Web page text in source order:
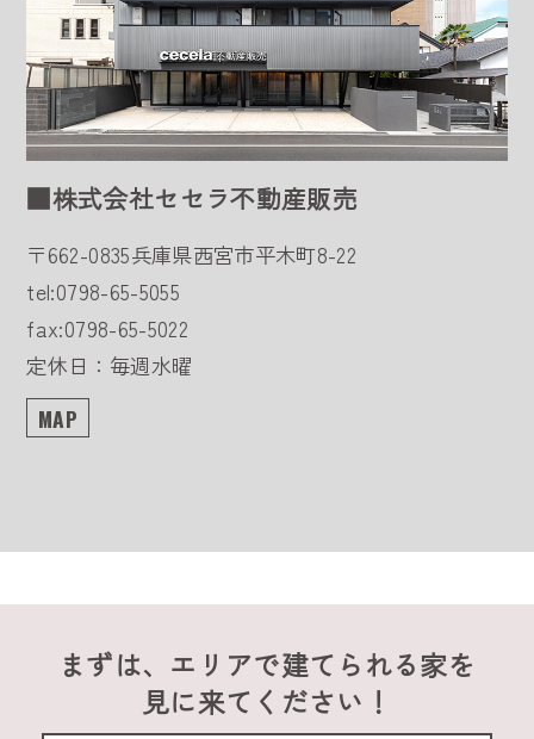
■株式会社セセラ不動産販売
〒662-0835兵庫県西宮市平木町8-22
tel:0798-65-5055
fax:0798-65-5022
定休日：毎週水曜
MAP
まずは、エリアで建てられる家を
見に来てください！